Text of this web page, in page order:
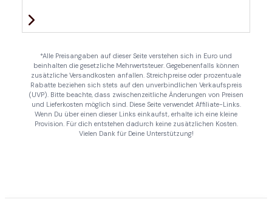
*Alle Preisangaben auf dieser Seite verstehen sich in Euro und
beinhalten die gesetzliche Mehrwertsteuer. Gegebenenfalls können
zusätzliche Versandkosten anfallen. Streichpreise oder prozentuale
Rabatte beziehen sich stets auf den unverbindlichen Verkaufspreis
(UVP). Bitte beachte, dass zwischenzeitliche Änderungen von Preisen
und Lieferkosten möglich sind. Diese Seite verwendet Affiliate-Links.
Wenn Du über einen dieser Links einkaufst, erhalte ich eine kleine
Provision. Für dich entstehen dadurch keine zusätzlichen Kosten.
Vielen Dank für Deine Unterstützung!